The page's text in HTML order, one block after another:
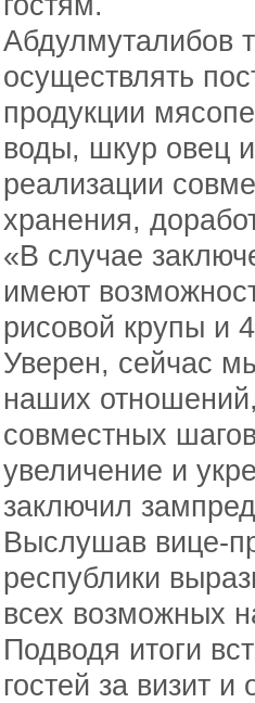
Абдулмуталибов
осуществлять
продукции
воды, шкур овец и
реализации
хранения,
«В случае
имеют
рисовой крупы и
Уверен, сейчас
наших
совместных
увеличение и
заключил
Выслушав вице-
республики
всех возможных
Подводя итоги
гостей за визит